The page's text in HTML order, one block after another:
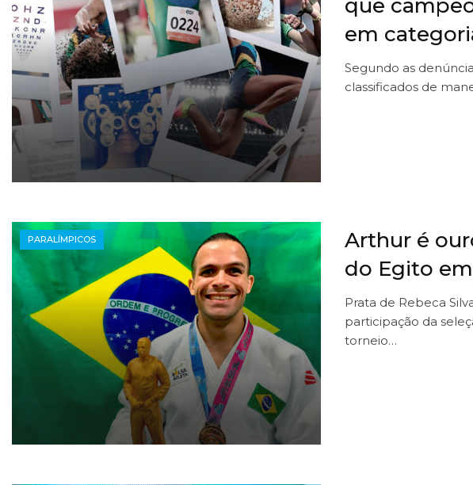
que
em
Segundo as
classificados de
PARALÍMPICOS
Arthur é
do Egito
Prata de Rebeca
participação da
torneio…